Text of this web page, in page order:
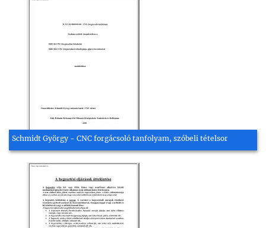
Schmidt György - CNC forgácsoló tanfolyam, szóbeli tételsor